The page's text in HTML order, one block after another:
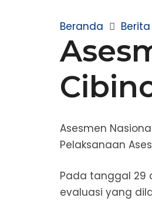
Beranda Berita
Asesmen
Pelaksanaan
Pada tanggal 29
evaluasi yang